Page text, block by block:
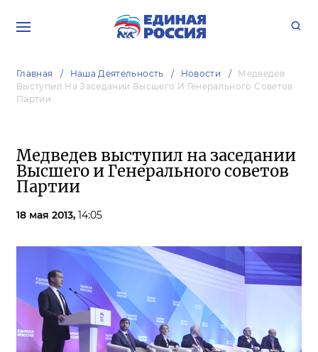
Главная Наша Деятельность Новости
Медведев
Выступил На Заседании Высшего И Генерального Советов
Партии
Медведев выступил на заседании
Высшего и Генерального советов
Партии
18 мая 2013, 14:05